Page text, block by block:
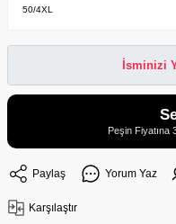
İsminizi
Peşin Fiyatına
Paylaş Yorum Yaz
Karşılaştır